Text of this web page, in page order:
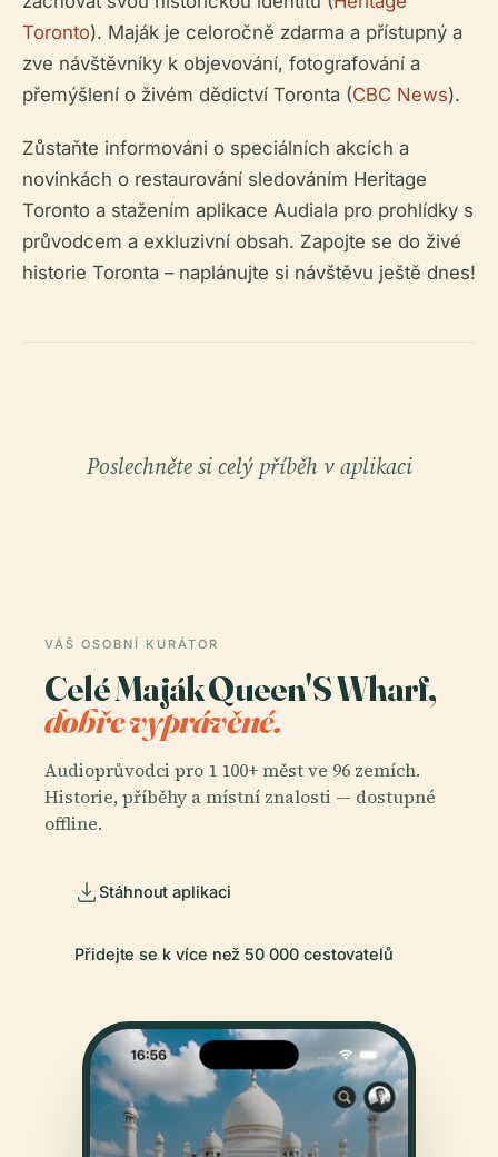
Toronto). Maják je celoročně zdarma a přístupný a
zve návštěvníky k objevování, fotografování a
přemýšlení o živém dědictví Toronta (CBC News).
Zůstaňte informováni o speciálních akcích a
novinkách o restaurování sledováním Heritage
Toronto a stažením aplikace Audiala pro prohlídky s
průvodcem a exkluzivní obsah. Zapojte se do živé
historie Toronta – naplánujte si návštěvu ještě dnes!
Poslechněte si celý příběh v aplikaci
VÁŠ OSOBNÍ KURÁTOR
Celé Maják Queen'S Wharf,
dobře vyprávěné.
Audioprůvodci pro 1 100+ měst ve 96 zemích.
Historie, příběhy a místní znalosti — dostupné
offline.
Stáhnout aplikaci
Přidejte se k více než 50 000 cestovatelů